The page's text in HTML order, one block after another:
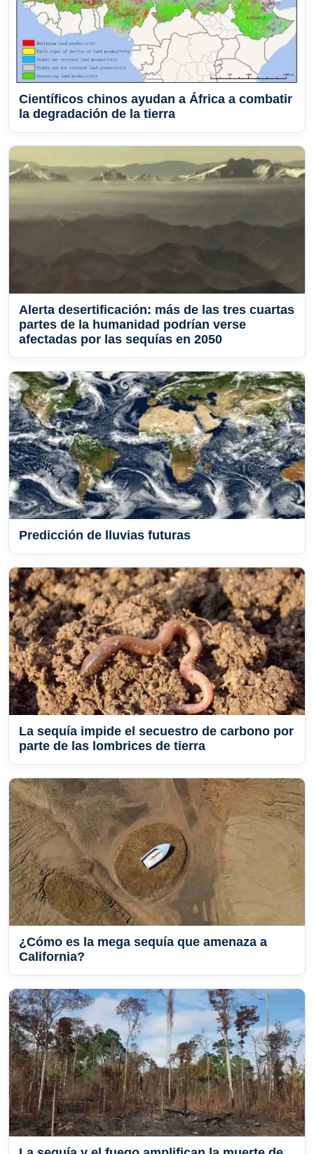
Científicos chinos ayudan a África a combatir
la degradación de la tierra
Alerta desertificación: más de las tres cuartas
partes de la humanidad podrían verse
afectadas por las sequías en 2050
Predicción de lluvias futuras
La sequía impide el secuestro de carbono por
parte de las lombrices de tierra
¿Cómo es la mega sequía que amenaza a
California?